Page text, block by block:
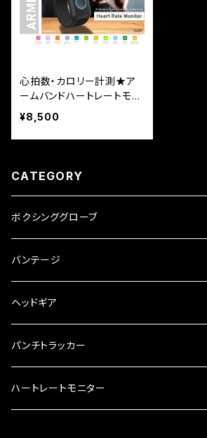
心拍数・カロリー計測★ア
ームバンドハートレートモニ
ター★
¥8,500
CATEGORY
ボクシンググローブ
リストタイプ
ひも式
マジックテープ式
サイズ
6oz
グローブタイプ
プロファイトグローブ
バンテージ
ノーマル
クイックガード
ヘッドギア
フルフェイス
ノーズガード
パンチトラッカー
ハートレートモニター